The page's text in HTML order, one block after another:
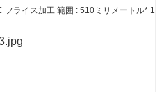
フライス加工 範囲 : 510ミリメートル*